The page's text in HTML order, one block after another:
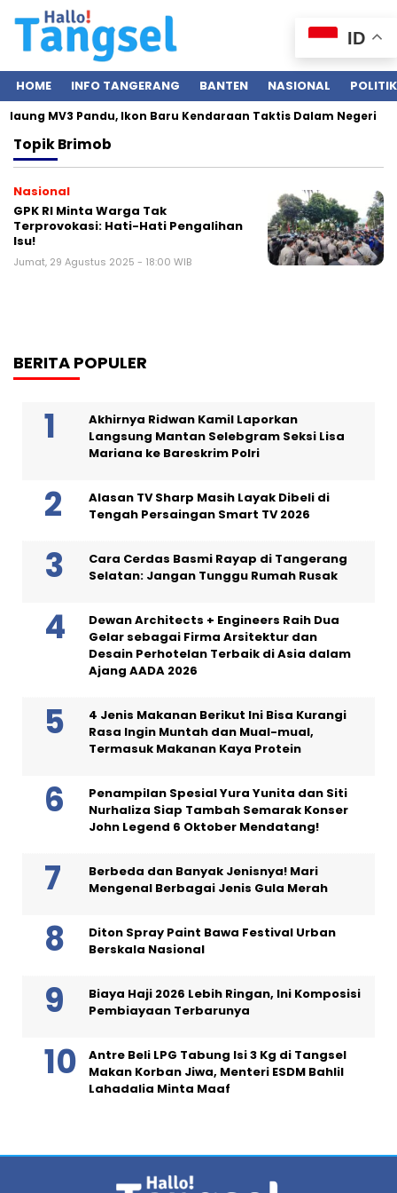
HOME INFO TANGERANG BANTEN NASIONAL POLITIK
MV3 Pandu, Ikon Baru Kendaraan Taktis Dalam Negeri
TopikBrimob
Nasional
GPK RI Minta Warga Tak
Terprovokasi: Hati-Hati Pengalihan
Isu!
Jumat, 29 Agustus 2025 - 18:00 WIB
BERITA POPULER
Akhirnya Ridwan Kamil Laporkan
Langsung Mantan Selebgram Seksi Lisa
Mariana ke Bareskrim Polri
Alasan TV Sharp Masih Layak Dibeli di
Tengah Persaingan Smart TV 2026
Cara Cerdas Basmi Rayap di Tangerang
Selatan: Jangan Tunggu Rumah Rusak
Dewan Architects + Engineers Raih Dua
Gelar sebagai Firma Arsitektur dan
Desain Perhotelan Terbaik di Asia dalam
Ajang AADA 2026
4 Jenis Makanan Berikut Ini Bisa Kurangi
Rasa Ingin Muntah dan Mual-mual,
Termasuk Makanan Kaya Protein
Penampilan Spesial Yura Yunita dan Siti
Nurhaliza Siap Tambah Semarak Konser
John Legend 6 Oktober Mendatang!
Berbeda dan Banyak Jenisnya! Mari
Mengenal Berbagai Jenis Gula Merah
Diton Spray Paint Bawa Festival Urban
Berskala Nasional
Biaya Haji 2026 Lebih Ringan, Ini Komposisi
Pembiayaan Terbarunya
Antre Beli LPG Tabung Isi 3 Kg di Tangsel
Makan Korban Jiwa, Menteri ESDM Bahlil
Lahadalia Minta Maaf
ID